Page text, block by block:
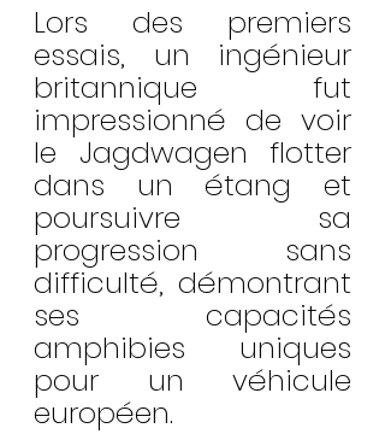
Lors des premiers
essais, un ingénieur
britannique fut
impressionné de voir
le Jagdwagen flotter
dans un étang et
poursuivre sa
progression sans
difficulté, démontrant
ses capacités
amphibies uniques
pour un véhicule
européen.